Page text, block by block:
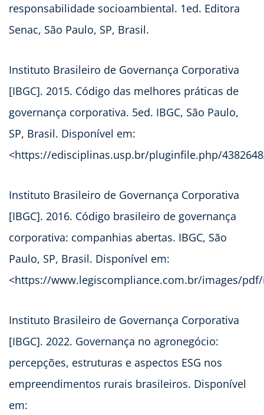
responsabilidade socioambiental. 1ed. Editora
Senac, São Paulo, SP, Brasil.
Instituto Brasileiro de Governança Corporativa
[IBGC]. 2015. Código das melhores práticas de
governança corporativa. 5ed. IBGC, São Paulo,
SP, Brasil. Disponível em:
<https://edisciplinas.usp.br/pluginfile.php/
Instituto Brasileiro de Governança Corporativa
[IBGC]. 2016. Código brasileiro de governança
corporativa: companhias abertas. IBGC, São
Paulo, SP, Brasil. Disponível em:
<https://www.legiscompliance.com.br/images/pdf/
Instituto Brasileiro de Governança Corporativa
[IBGC]. 2022. Governança no agronegócio:
percepções, estruturas e aspectos ESG nos
empreendimentos rurais brasileiros. Disponível
em: